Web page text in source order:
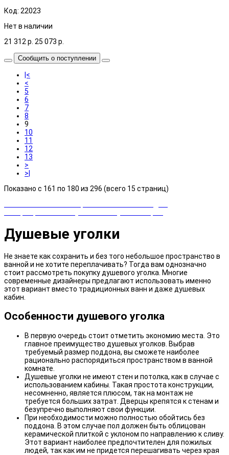
Код: 22023
Нет в наличии
21 312 р. 25 073 р.
Сообщить о поступлении
|<
<
5
6
7
8
9
10
11
12
13
>
>|
Показано с 161 по 180 из 296 (всего 15 страниц)
Душевые уголки
Не знаете как сохранить и без того небольшое пространство в
ванной и не хотите переплачивать? Тогда вам однозначно
стоит рассмотреть покупку душевого уголка. Многие
современные дизайнеры предлагают использовать именно
этот вариант вместо традиционных ванн и даже душевых
кабин.
Особенности душевого уголка
В первую очередь стоит отметить экономию места. Это
главное преимущество душевых уголков. Выбрав
требуемый размер поддона, вы сможете наиболее
рационально распорядиться пространством в ванной
комнате.
Душевые уголки не имеют стен и потолка, как в случае с
использованием кабины. Такая простота конструкции,
несомненно, является плюсом, так на монтаж не
требуется больших затрат. Дверцы крепятся к стенам и
безупречно выполняют свои функции.
При необходимости можно полностью обойтись без
поддона. В этом случае пол должен быть облицован
керамической плиткой с уклоном по направлению к сливу.
Этот вариант наиболее предпочтителен для пожилых
людей, так как им не придется перешагивать через края